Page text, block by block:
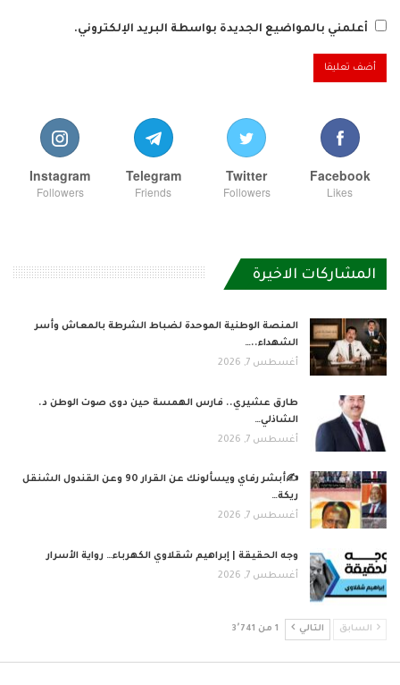
أعلمني بالمواضيع الجديدة بواسطة البريد الإلكتروني.
Facebook
Likes
Twitter
Followers
Telegram
Friends
Instagram
Followers
المشاركات الاخيرة
المنصة الوطنية الموحدة لضباط الشرطة بالمعاش وأسر
الشهداء..…
أغسطس 7, 2026
طارق عشيري.. فارس الهمسة حين دوى صوت الوطن د.
الشاذلي…
أغسطس 7, 2026
✍️أبشر رفاي ويسألونك عن القرار 90 وعن القندول الشنقل
ريكة…
أغسطس 7, 2026
وجه الحقيقة | إبراهيم شقلاوي الكهرباء… رواية الأسرار
أغسطس 7, 2026
السابق التالي 1 من 3٬741